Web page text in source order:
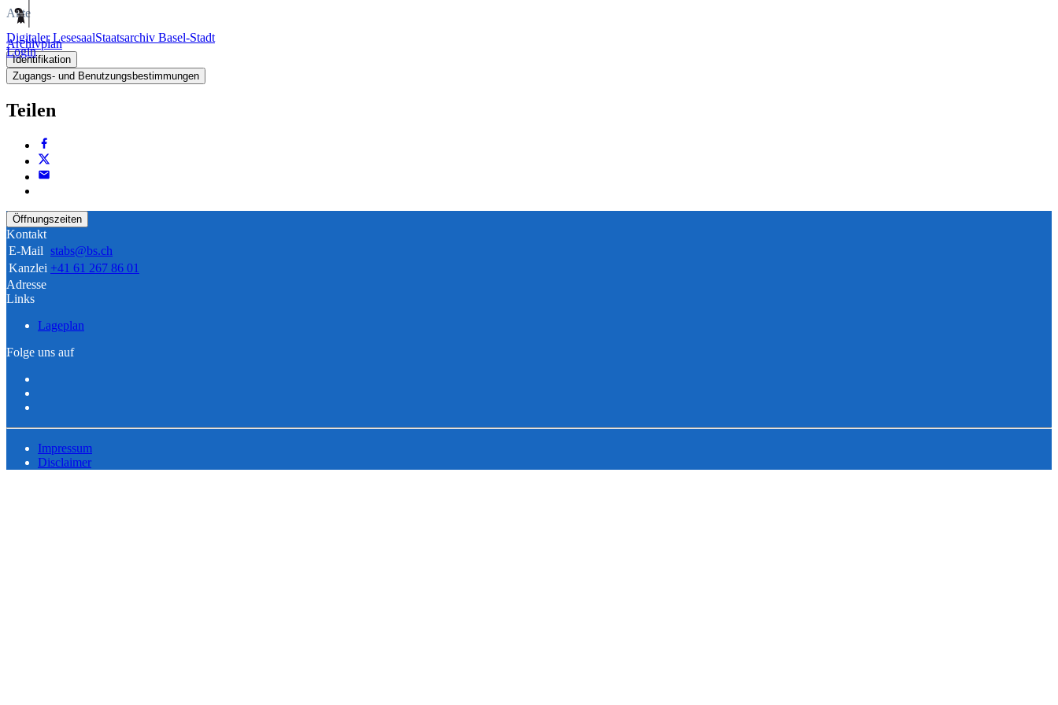
Digitaler LesesaalStaatsarchiv Basel-Stadt
Login
Akte
Archivplan
Identifikation
Zugangs- und Benutzungsbestimmungen
Teilen
Öffnungszeiten
Kontakt
E-Mail stabs@bs.ch
Kanzlei +41 61 267 86 01
Adresse
Links
Lageplan
Folge uns auf
Impressum
Disclaimer